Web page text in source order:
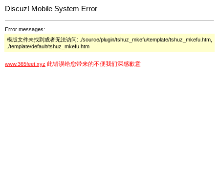
Discuz! Mobile System Error
Error messages:
模版文件未找到或者无法访问: ./source/plugin/tshuz_mkefu/template/tshuz_mkefu.htm,
./template/default/tshuz_mkefu.htm
www.365feet.xyz 此错误给您带来的不便我们深感歉意